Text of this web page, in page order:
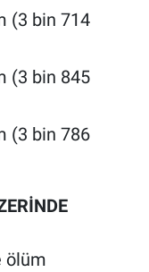
(3 bin 714
(3 bin 845
(3 bin 786
ölüm